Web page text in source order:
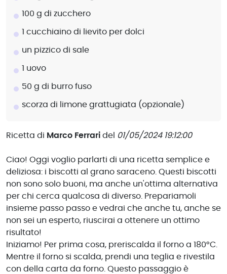
Ricetta di Marco Ferrari del 01/05/2024 19:12:00
Ciao! Oggi voglio parlarti di una ricetta semplice e
deliziosa: i biscotti al grano saraceno. Questi biscotti
non sono solo buoni, ma anche un'ottima alternativa
per chi cerca qualcosa di diverso. Prepariamoli
insieme passo passo e vedrai che anche tu, anche se
non sei un esperto, riuscirai a ottenere un ottimo
risultato!
Iniziamo! Per prima cosa, preriscalda il forno a 180°C.
Mentre il forno si scalda, prendi una teglia e rivestila
con della carta da forno. Questo passaggio è
100 g di zucchero
1 cucchiaino di lievito per dolci
un pizzico di sale
1 uovo
50 g di burro fuso
scorza di limone grattugiata (opzionale)